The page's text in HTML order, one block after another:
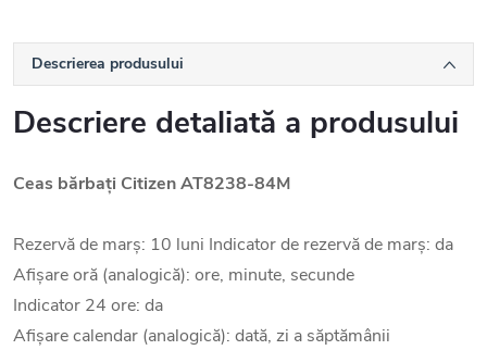
Descrierea produsului
Descriere detaliată a produsului
Ceas bărbați Citizen AT8238-84M
Rezervă de marș: 10 luni Indicator de rezervă de marș: da
Afișare oră (analogică): ore, minute, secunde
Indicator 24 ore: da
Afișare calendar (analogică): dată, zi a săptămânii